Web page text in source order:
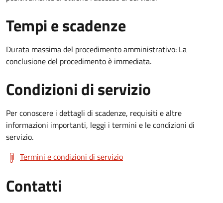
Tempi e scadenze
Durata massima del procedimento amministrativo: La
conclusione del procedimento è immediata.
Condizioni di servizio
Per conoscere i dettagli di scadenze, requisiti e altre
informazioni importanti, leggi i termini e le condizioni di
servizio.
Termini e condizioni di servizio
Contatti